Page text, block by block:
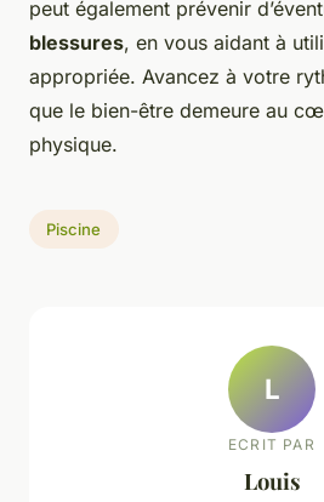
peut également prévenir
blessures, en vous aidant à
appropriée. Avancez à votre
que le bien-être demeure au
physique.
Piscine
L
ECRIT PAR
Louis